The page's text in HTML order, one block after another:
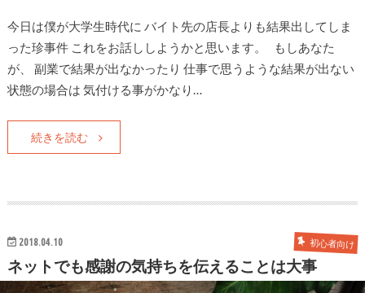
今日は僕が大学生時代に バイト先の店長よりも結果出してしま
った珍事件 これをお話ししようかと思います。 もしあなた
が、 副業で結果が出なかったり 仕事で思うような結果が出ない
状態の場合は 気付ける事がかなり…
続きを読む
2018.04.10 初心者向け
ネットでも感謝の気持ちを伝えることは大事